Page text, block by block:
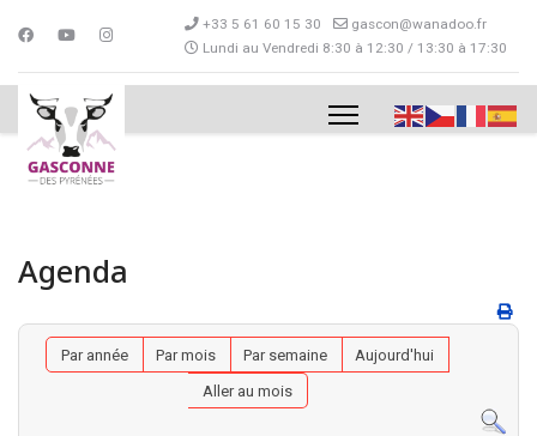
+33 5 61 60 15 30
gascon@wanadoo.fr
Lundi au Vendredi 8:30 à 12:30 / 13:30 à 17:30
Agenda
Par année Par mois Par semaine
Aujourd'hui
Aller au mois